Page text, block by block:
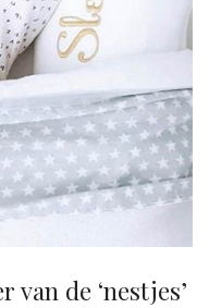
van de ‘nestjes’